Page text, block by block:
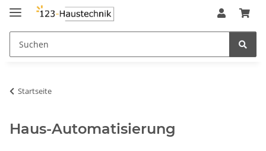
Startseite
Haus-Automatisierung